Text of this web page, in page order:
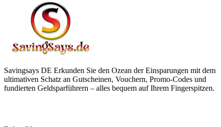
Savingsays DE Erkunden Sie den Ozean der Einsparungen mit dem
ultimativen Schatz an Gutscheinen, Vouchern, Promo-Codes und
fundierten Geldsparführern – alles bequem auf Ihrem Fingerspitzen.